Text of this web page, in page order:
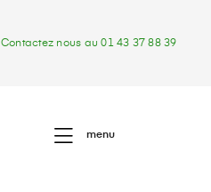
Contactez nous au 01 43 37 88 39
menu